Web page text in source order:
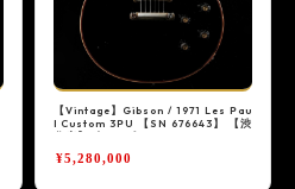
【Vintage】Gibson / 1971 Les Pau
l Custom 3PU 【SN 676643】 【渋
¥5,280,000